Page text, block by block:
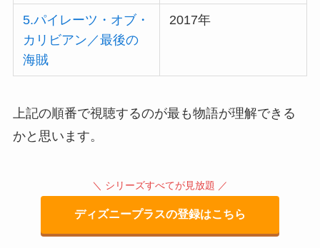
5.パイレーツ・オブ・
カリビアン／最後の
海賊
2017年
上記の順番で視聴するのが最も物語が理解できる
かと思います。
＼ シリーズすべてが見放題 ／
ディズニープラスの登録はこちら